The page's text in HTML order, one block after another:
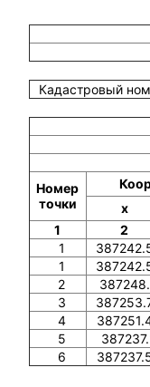
Кадастровый
Номер
точки
x
1
2
1
1
2
3
4
5
6